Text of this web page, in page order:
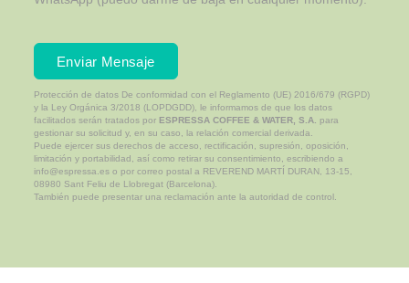
Enviar Mensaje
Protección de datos De conformidad con el Reglamento (UE) 2016/679 (RGPD)
y la Ley Orgánica 3/2018 (LOPDGDD), le informamos de que los datos
facilitados serán tratados por ESPRESSA COFFEE & WATER, S.A. para
gestionar su solicitud y, en su caso, la relación comercial derivada.
Puede ejercer sus derechos de acceso, rectificación, supresión, oposición,
limitación y portabilidad, así como retirar su consentimiento, escribiendo a
info@espressa.es o por correo postal a REVEREND MARTÍ DURAN, 13-15,
08980 Sant Feliu de Llobregat (Barcelona).
También puede presentar una reclamación ante la autoridad de control.